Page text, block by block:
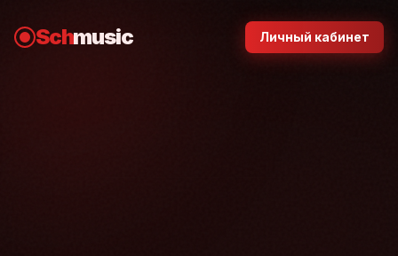
Schmusic Личный кабинет